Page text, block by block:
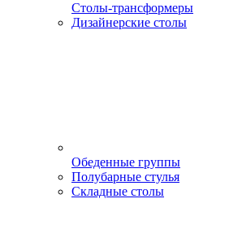
Столы-трансформеры
Дизайнерские столы
Обеденные группы
Полубарные стулья
Складные столы